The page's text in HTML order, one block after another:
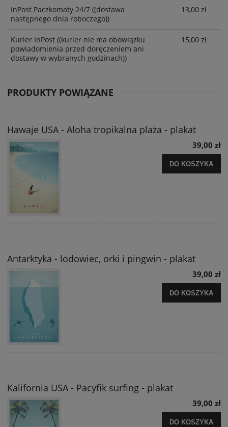
InPost Paczkomaty 24/7 ((dostawa
następnego dnia roboczego))
13,00 zł
Kurier InPost ((kurier nie ma obowiązku
powiadomienia przed doręczeniem ani
dostawy w wybranych godzinach))
15,00 zł
PRODUKTY POWIĄZANE
Hawaje USA - Aloha tropikalna plaża - plakat
39,00 zł
DO KOSZYKA
Antarktyka - lodowiec, orki i pingwin - plakat
39,00 zł
DO KOSZYKA
Kalifornia USA - Pacyfik surfing - plakat
39,00 zł
DO KOSZYKA